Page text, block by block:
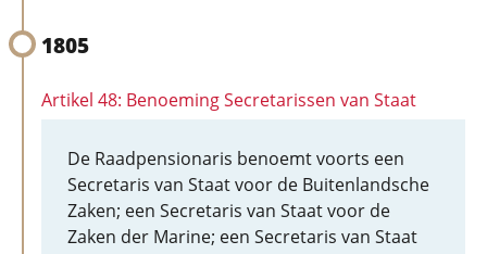
1805
Artikel 48: Benoeming Secretarissen van Staat
De Raadpensionaris benoemt voorts een
Secretaris van Staat voor de Buitenlandsche
Zaken; een Secretaris van Staat voor de
Zaken der Marine; een Secretaris van Staat